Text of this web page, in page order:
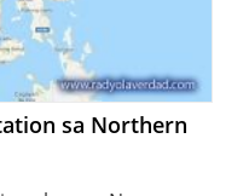
sa Northern